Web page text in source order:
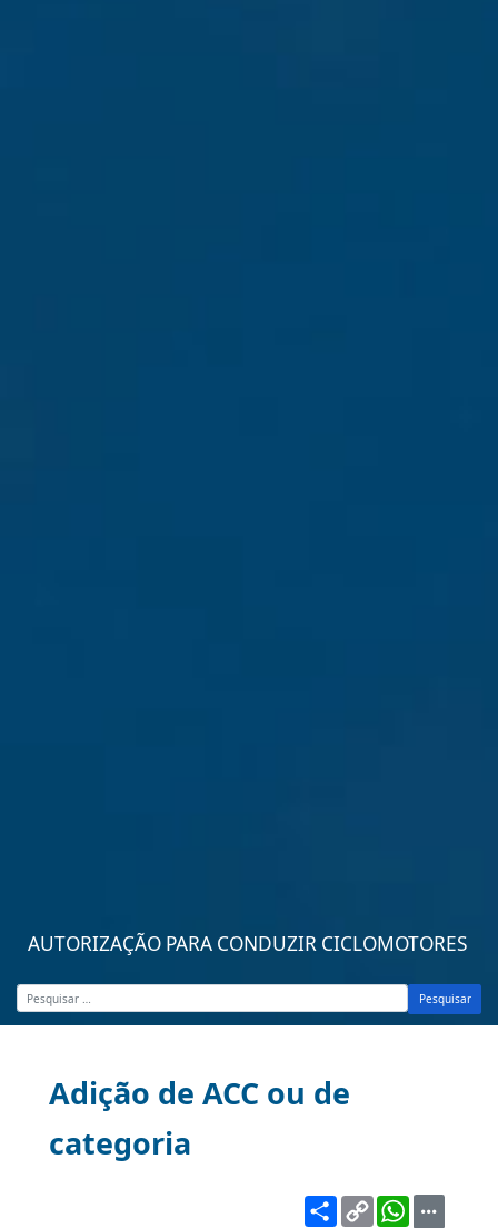
AUTORIZAÇÃO PARA CONDUZIR CICLOMOTORES
Pesquisar